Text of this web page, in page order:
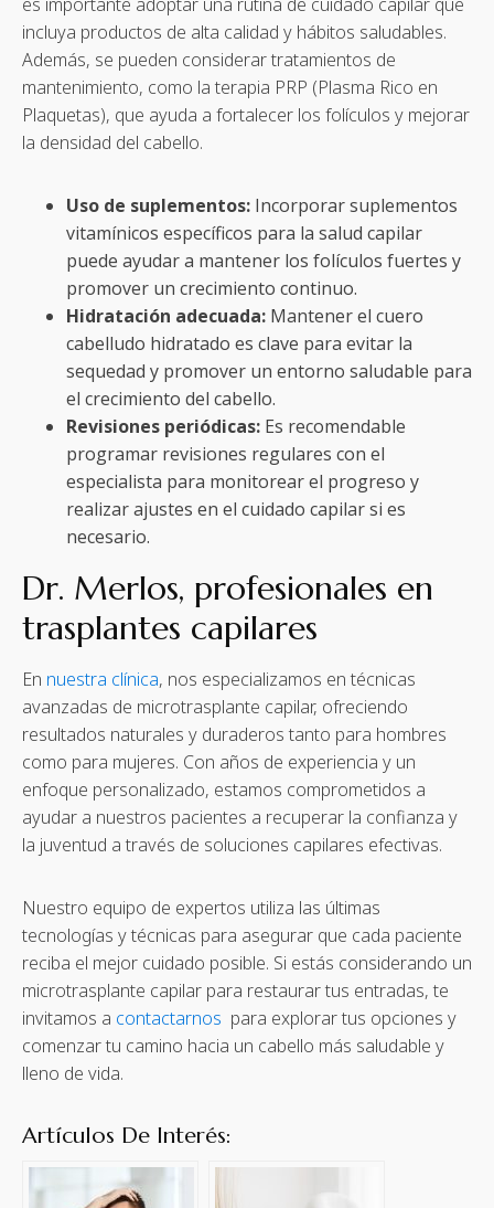
incluya productos de alta calidad y hábitos saludables.
Además, se pueden considerar tratamientos de
mantenimiento, como la terapia PRP (Plasma Rico en
Plaquetas), que ayuda a fortalecer los folículos y mejorar
la densidad del cabello.
Uso de suplementos: Incorporar suplementos
vitamínicos específicos para la salud capilar
puede ayudar a mantener los folículos fuertes y
promover un crecimiento continuo.
Hidratación adecuada: Mantener el cuero
cabelludo hidratado es clave para evitar la
sequedad y promover un entorno saludable para
el crecimiento del cabello.
Revisiones periódicas: Es recomendable
programar revisiones regulares con el
especialista para monitorear el progreso y
realizar ajustes en el cuidado capilar si es
necesario.
Dr. Merlos, profesionales en
trasplantes capilares
En nuestra clínica, nos especializamos en técnicas
avanzadas de microtrasplante capilar, ofreciendo
resultados naturales y duraderos tanto para hombres
como para mujeres. Con años de experiencia y un
enfoque personalizado, estamos comprometidos a
ayudar a nuestros pacientes a recuperar la confianza y
la juventud a través de soluciones capilares efectivas.
Nuestro equipo de expertos utiliza las últimas
tecnologías y técnicas para asegurar que cada paciente
reciba el mejor cuidado posible. Si estás considerando un
microtrasplante capilar para restaurar tus entradas, te
invitamos a contactarnos para explorar tus opciones y
comenzar tu camino hacia un cabello más saludable y
lleno de vida.
Artículos De Interés: